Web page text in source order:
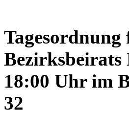
Bezirksbeirats
18:00 Uhr im
32